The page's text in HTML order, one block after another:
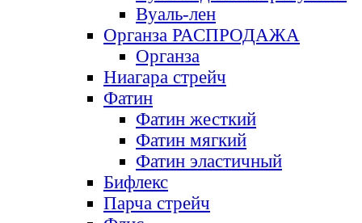
Вуаль-лен
Органза РАСПРОДАЖА
Органза
Ниагара стрейч
Фатин
Фатин жесткий
Фатин мягкий
Фатин элаcтичный
Бифлекс
Парча стрейч